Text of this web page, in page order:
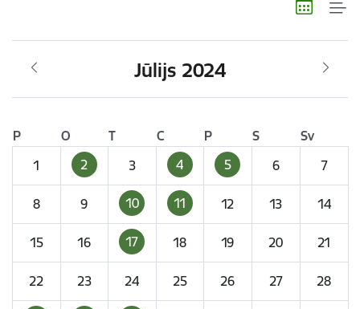
Jūlijs 2024
P O T C P S
Sv
1
2 3 4 5 6 7
8 9 10 11 12 13 14
15 16 17 18 19 20 21
22 23 24 25 26 27 28